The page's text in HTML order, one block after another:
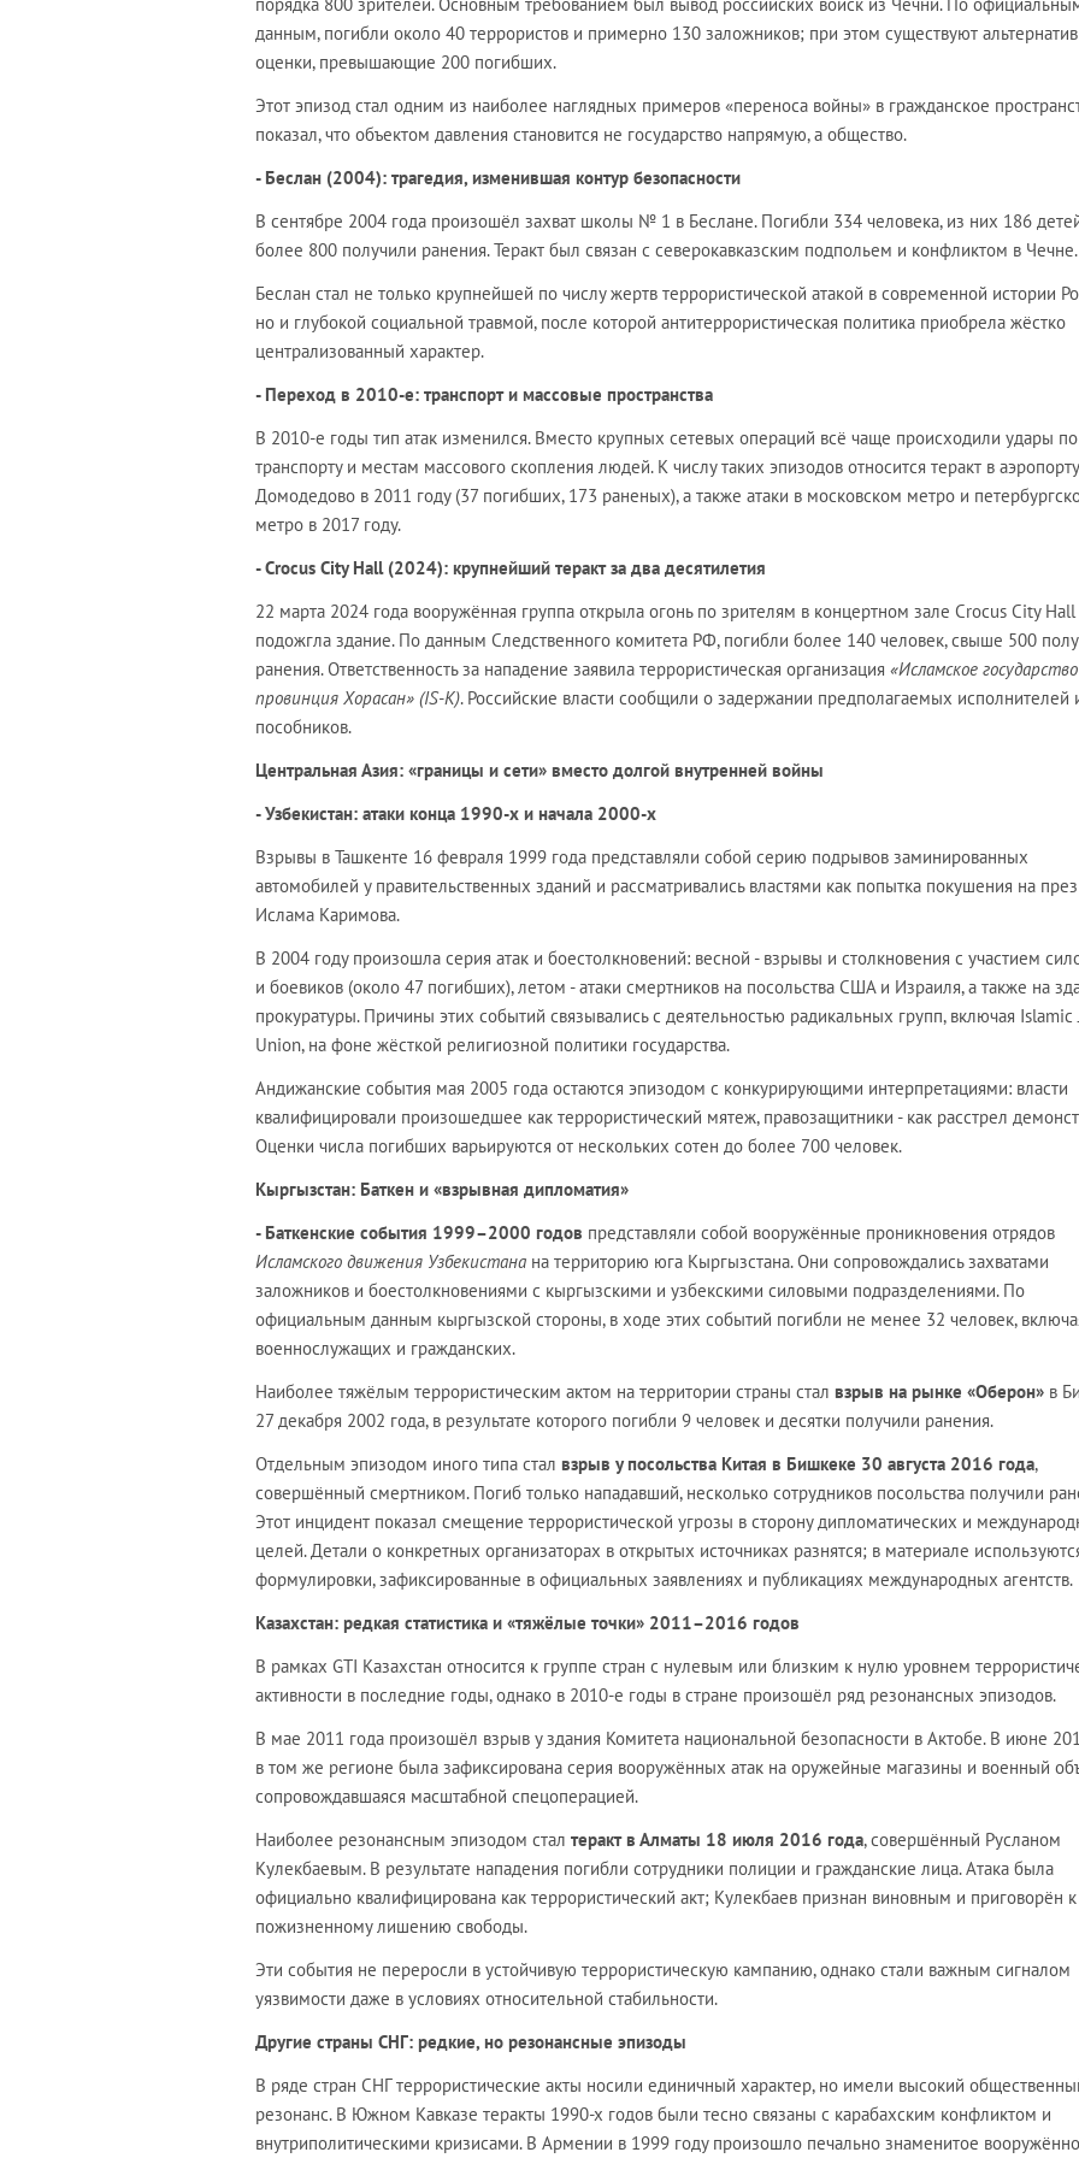
данным, погибли около 40 террористов и примерно 130 заложников; при этом существуют
оценки, превышающие 200 погибших.
Этот эпизод стал одним из наиболее наглядных примеров «переноса войны» в гражданское
показал, что объектом давления становится не государство напрямую, а общество.
- Беслан (2004): трагедия, изменившая контур безопасности
В сентябре 2004 года произошёл захват школы № 1 в Беслане. Погибли 334 человека, из них 186
более 800 получили ранения. Теракт был связан с северокавказским подпольем и конфликтом в Чечне.
Беслан стал не только крупнейшей по числу жертв террористической атакой в современной истории
но и глубокой социальной травмой, после которой антитеррористическая политика приобрела жёстко
централизованный характер.
- Переход в 2010-е: транспорт и массовые пространства
В 2010-е годы тип атак изменился. Вместо крупных сетевых операций всё чаще происходили удары по
транспорту и местам массового скопления людей. К числу таких эпизодов относится теракт в аэропорту
Домодедово в 2011 году (37 погибших, 173 раненых), а также атаки в московском метро и
метро в 2017 году.
- Crocus City Hall (2024): крупнейший теракт за два десятилетия
22 марта 2024 года вооружённая группа открыла огонь по зрителям в концертном зале Crocus City
подожгла здание. По данным Следственного комитета РФ, погибли более 140 человек, свыше 500
ранения. Ответственность за нападение заявила террористическая организация «Исламское
провинция Хорасан» (IS-K). Российские власти сообщили о задержании предполагаемых исполнителей
пособников.
Центральная Азия: «границы и сети» вместо долгой внутренней войны
- Узбекистан: атаки конца 1990-х и начала 2000-х
Взрывы в Ташкенте 16 февраля 1999 года представляли собой серию подрывов заминированных
автомобилей у правительственных зданий и рассматривались властями как попытка покушения на
Ислама Каримова.
В 2004 году произошла серия атак и боестолкновений: весной - взрывы и столкновения с участием
и боевиков (около 47 погибших), летом - атаки смертников на посольства США и Израиля, а также на
прокуратуры. Причины этих событий связывались с деятельностью радикальных групп, включая Islamic
Union, на фоне жёсткой религиозной политики государства.
Андижанские события мая 2005 года остаются эпизодом с конкурирующими интерпретациями: власти
квалифицировали произошедшее как террористический мятеж, правозащитники - как расстрел
Оценки числа погибших варьируются от нескольких сотен до более 700 человек.
Кыргызстан: Баткен и «взрывная дипломатия»
- Баткенские события 1999–2000 годов представляли собой вооружённые проникновения отрядов
Исламского движения Узбекистана на территорию юга Кыргызстана. Они сопровождались захватами
заложников и боестолкновениями с кыргызскими и узбекскими силовыми подразделениями. По
официальным данным кыргызской стороны, в ходе этих событий погибли не менее 32 человек,
военнослужащих и гражданских.
Наиболее тяжёлым террористическим актом на территории страны стал взрыв на рынке «Оберон» в
27 декабря 2002 года, в результате которого погибли 9 человек и десятки получили ранения.
Отдельным эпизодом иного типа стал взрыв у посольства Китая в Бишкеке 30 августа 2016 года,
совершённый смертником. Погиб только нападавший, несколько сотрудников посольства получили
Этот инцидент показал смещение террористической угрозы в сторону дипломатических и
целей. Детали о конкретных организаторах в открытых источниках разнятся; в материале
формулировки, зафиксированные в официальных заявлениях и публикациях международных агентств.
Казахстан: редкая статистика и «тяжёлые точки» 2011–2016 годов
В рамках GTI Казахстан относится к группе стран с нулевым или близким к нулю уровнем
активности в последние годы, однако в 2010-е годы в стране произошёл ряд резонансных эпизодов.
В мае 2011 года произошёл взрыв у здания Комитета национальной безопасности в Актобе. В июне
в том же регионе была зафиксирована серия вооружённых атак на оружейные магазины и военный
сопровождавшаяся масштабной спецоперацией.
Наиболее резонансным эпизодом стал теракт в Алматы 18 июля 2016 года, совершённый Русланом
Кулекбаевым. В результате нападения погибли сотрудники полиции и гражданские лица. Атака была
официально квалифицирована как террористический акт; Кулекбаев признан виновным и приговорён к
пожизненному лишению свободы.
Эти события не переросли в устойчивую террористическую кампанию, однако стали важным сигналом
уязвимости даже в условиях относительной стабильности.
Другие страны СНГ: редкие, но резонансные эпизоды
В ряде стран СНГ террористические акты носили единичный характер, но имели высокий
резонанс. В Южном Кавказе теракты 1990-х годов были тесно связаны с карабахским конфликтом и
внутриполитическими кризисами. В Армении в 1999 году произошло печально знаменитое